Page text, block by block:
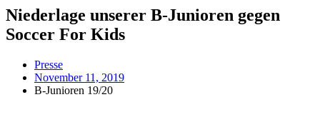
Niederlage unserer B-Junioren gegen
Soccer For Kids
Presse
November 11, 2019
B-Junioren 19/20